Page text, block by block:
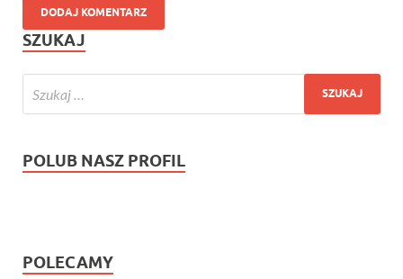
SZUKAJ
POLUB NASZ PROFIL
POLECAMY